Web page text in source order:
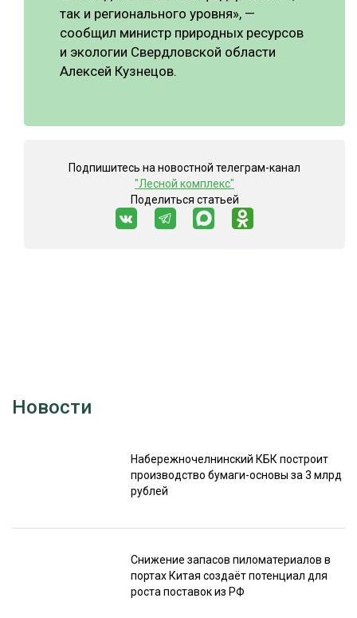
так и регионального уровня», —
сообщил министр природных ресурсов
и экологии Свердловской области
Алексей Кузнецов.
Подпишитесь на новостной телеграм-канал
"Лесной комплекс"
Поделиться статьей
Новости
Набережночелнинский КБК построит
производство бумаги-основы за 3 млрд
рублей
Снижение запасов пиломатериалов в
портах Китая создаёт потенциал для
роста поставок из РФ